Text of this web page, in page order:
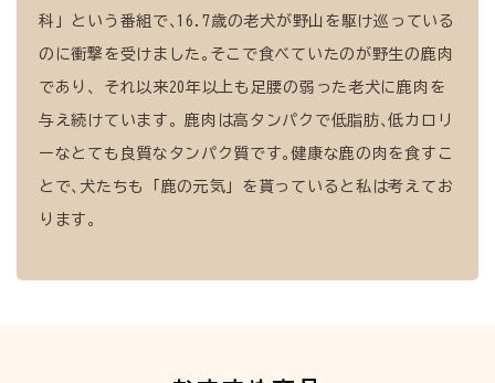
科」という番組で､16.7歳の老犬が野山を駆け巡っている
のに衝撃を受けました｡そこで食べていたのが野生の鹿肉
であり、それ以来20年以上も足腰の弱った老犬に鹿肉を
与え続けています。鹿肉は高タンパクで低脂肪､低カロリ
ーなとても良質なタンパク質です｡健康な鹿の肉を食すこ
とで､犬たちも「鹿の元気」を貰っていると私は考えてお
ります｡